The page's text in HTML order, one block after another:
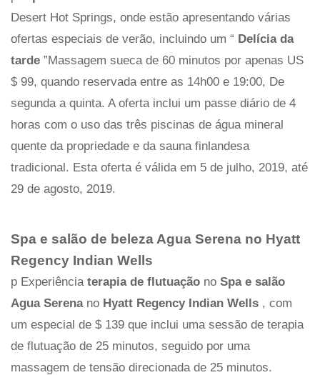
Desert Hot Springs, onde estão apresentando várias
ofertas especiais de verão, incluindo um “ Delícia da
tarde ”Massagem sueca de 60 minutos por apenas US
$ 99, quando reservada entre as 14h00 e 19:00, De
segunda a quinta. A oferta inclui um passe diário de 4
horas com o uso das três piscinas de água mineral
quente da propriedade e da sauna finlandesa
tradicional. Esta oferta é válida em 5 de julho, 2019, até
29 de agosto, 2019.
Spa e salão de beleza Agua Serena no Hyatt
Regency Indian Wells
p Experiência terapia de flutuação no Spa e salão
Agua Serena no Hyatt Regency Indian Wells , com
um especial de $ 139 que inclui uma sessão de terapia
de flutuação de 25 minutos, seguido por uma
massagem de tensão direcionada de 25 minutos.